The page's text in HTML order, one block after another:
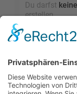
Du darfst keine
erstellen.
Forum
Du darfst
Du darfst
löschen.
Du darfstkeine
erstellen.